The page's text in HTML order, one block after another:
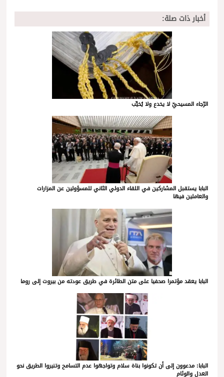
أخبار ذات صلة:
الرّجاء المسيحيّ لا يخدع ولا يُخيِّب
البابا يستقبل المشاركين في اللقاء الدولي الثاني للمسؤولين عن المزارات
والعاملين فيها
البابا يعقد مؤتمرا صحفيا على متن الطائرة في طريق عودته من بيروت إلى روما
البابا: مدعوون إلى أن تكونوا بناة سلام وتواجهوا عدم التسامح وتنيروا الطريق نحو
العدل والوئام